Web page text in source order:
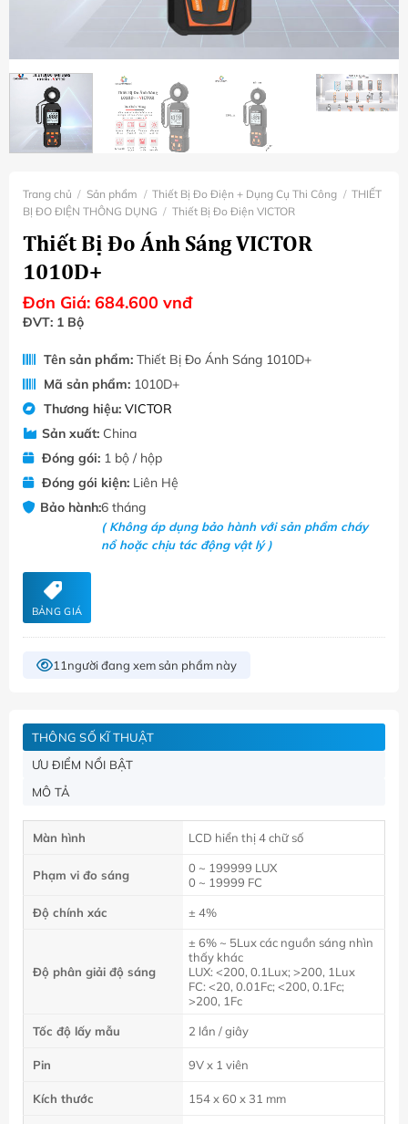
Trang chủ / Sản phẩm / Thiết Bị Đo Điện + Dụng Cụ Thi Công / THIẾT
BỊ ĐO ĐIỆN THÔNG DỤNG / Thiết Bị Đo Điện VICTOR
Thiết Bị Đo Ánh Sáng VICTOR
1010D+
Đơn Giá: 684.600 vnđ
ĐVT: 1 Bộ
Tên sản phẩm:Thiết Bị Đo Ánh Sáng 1010D+
Mã sản phẩm:1010D+
Thương hiệu: VICTOR
Sản xuất:China
Đóng gói:1 bộ / hộp
Đóng gói kiện:Liên Hệ
Bảo hành:6 tháng
( Không áp dụng bảo hành với sản phẩm cháy
nổ hoặc chịu tác động vật lý )
BẢNG GIÁ
11 người đang xem sản phẩm này
THÔNG SỐ KĨ THUẬT
ƯU ĐIỂM NỔI BẬT
MÔ TẢ
Màn hình LCD hiển thị 4 chữ số
Phạm vi đo sáng
0 ~ 199999 LUX
0 ~ 19999 FC
Độ chính xác ± 4%
Độ phân giải độ sáng
± 6% ~ 5Lux các nguồn sáng nhìn
thấy khác
LUX: <200, 0.1Lux; >200, 1Lux
FC: <20, 0.01Fc; <200, 0.1Fc;
>200, 1Fc
Tốc độ lấy mẫu 2 lần / giây
Pin 9V x 1 viên
Kích thước 154 x 60 x 31 mm